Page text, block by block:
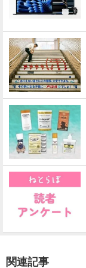
関連記事